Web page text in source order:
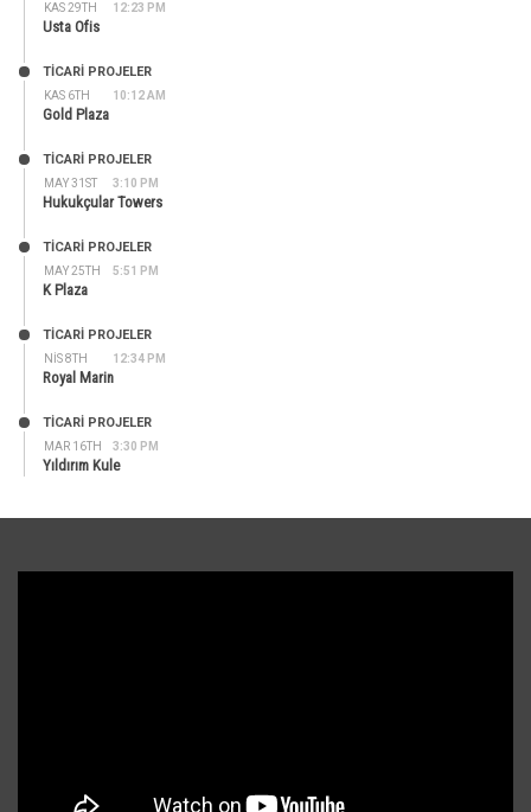
KAS 29TH 12:23 PM
Usta Ofis
KAS 6TH 10:12 AM
TİCARİ PROJELER
Gold Plaza
MAY 31ST 3:10 PM
TİCARİ PROJELER
Hukukçular Towers
MAY 25TH 5:51 PM
TİCARİ PROJELER
K Plaza
NIS 8TH 12:34 PM
TİCARİ PROJELER
Royal Marin
MAR 16TH 3:30 PM
TİCARİ PROJELER
Yıldırım Kule